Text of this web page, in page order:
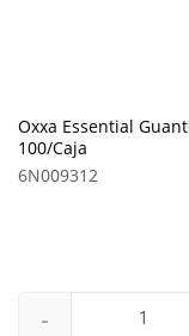
Oxxa Essential
100/Caja
6N009312
-